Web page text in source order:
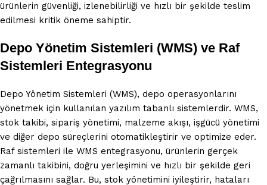
ürünlerin güvenliği, izlenebilirliği ve hızlı bir şekilde teslim
edilmesi kritik öneme sahiptir.
Depo Yönetim Sistemleri (WMS) ve Raf
Sistemleri Entegrasyonu
Depo Yönetim Sistemleri (WMS), depo operasyonlarını
yönetmek için kullanılan yazılım tabanlı sistemlerdir. WMS,
stok takibi, sipariş yönetimi, malzeme akışı, işgücü yönetimi
ve diğer depo süreçlerini otomatikleştirir ve optimize eder.
Raf sistemleri ile WMS entegrasyonu, ürünlerin gerçek
zamanlı takibini, doğru yerleşimini ve hızlı bir şekilde geri
çağrılmasını sağlar. Bu, stok yönetimini iyileştirir, hataları